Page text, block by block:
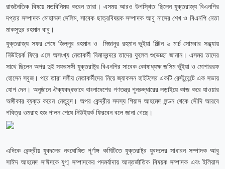
রাজনৈতিক বিষয়ে মতবিনিময় করেন তারা। এসময় আরও উপস্থিত ছিলেন যুক্তরাজ্য বিএনপির
দপ্তর সম্পাদক মোহাম্মদ সেলিম, সাবেক ছাত্রবিষয়ক সম্পাদক আবু নাসের শেখ ও বিএনপি নেতা
মাকসুদুর রহমান বাবু।
যুক্তরাজ্য সফর শেষে জিল্লুর রহমান ও মিজানুর রহমান ভুইয়া মিল্টন ৬ মার্চ সোমবার সন্ধ্যায়
নিউইয়র্ক ফিরে এলে অসংখ্য নেতাকর্মী বিমানবন্দরে তাদের ফুলেল শুভেচ্ছা জানান। এসময় তাদের
সাথে ছিলেন অপর দুই সফরসঙ্গী যুক্তরাষ্ট্র বিএনপির সাবেক কোষাধ্যক্ষ জসিম ভুঁইয়া ও মোশাররফ
হোসেন সবুজ। পরে তারা দলীয় নেতাকর্মীদের নিয়ে জ্যাকসন হাইটসের একটি রেস্টুরেন্টে এক সভায়
যোগ দেন। অনুষ্ঠানে ঐক্যবদ্ধভাবে বাংলাদেশের গণতন্ত্র পুনরুদ্ধারের লড়াইয়ে কাজ করে যাওয়ার
অঙ্গীকার ব্যক্ত করেন নেতৃবৃন্দ। অপর কেন্দ্রীয় সদস্য গিয়াস আহমেদ লন্ডন থেকে সৌদি আরবে
পবিত্র ওমরাহ হজ পালন শেষে নিউইয়র্ক ফিরবেন বলে জানা গেছে।
এদিকে কেন্দ্রীয় যুবদলের নবঘোষিত পূর্ণাঙ্গ কমিটিতে যুক্তরাষ্ট্র যুবদলের সাধারন সম্পাদক আবু
সাঈদ আহমেদ সাঈদকে যুগ্ম সম্পাদকের পদমর্যাদায় আন্তর্জাতিক বিষয়ক সম্পাদক এবং ইলিয়াস